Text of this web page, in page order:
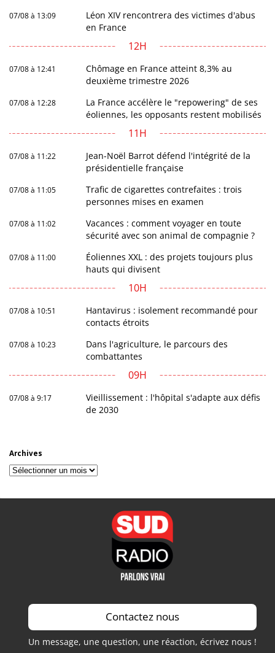
07/08 à 13:09
Léon XIV rencontrera des victimes d'abus
en France
12H
07/08 à 12:41
Chômage en France atteint 8,3% au
deuxième trimestre 2026
07/08 à 12:28
La France accélère le "repowering" de ses
éoliennes, les opposants restent mobilisés
11H
07/08 à 11:22
Jean-Noël Barrot défend l'intégrité de la
présidentielle française
07/08 à 11:05
Trafic de cigarettes contrefaites : trois
personnes mises en examen
07/08 à 11:02
Vacances : comment voyager en toute
sécurité avec son animal de compagnie ?
07/08 à 11:00
Éoliennes XXL : des projets toujours plus
hauts qui divisent
10H
07/08 à 10:51
Hantavirus : isolement recommandé pour
contacts étroits
07/08 à 10:23
Dans l'agriculture, le parcours des
combattantes
09H
07/08 à 9:17
Vieillissement : l'hôpital s'adapte aux défis
de 2030
Archives
Archives
Contactez nous
Un message, une question, une réaction, écrivez nous !